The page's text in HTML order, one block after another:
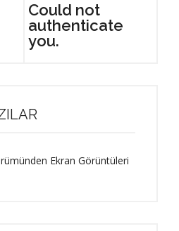
Could not
authenticate
you.
Ekran Görüntüleri